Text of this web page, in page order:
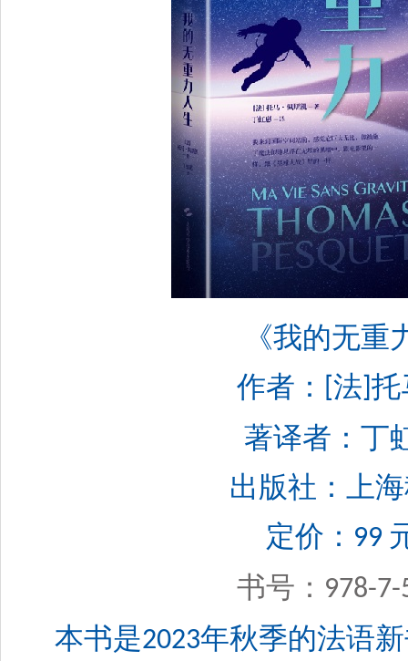
《我的无重力
作者：
法 托
著译者：丁
出版社：上海科学
定价： 99
书号： 978-
本书是2023年秋季的法语